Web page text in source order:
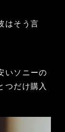
はそう言
いソニーの
つだけ購入